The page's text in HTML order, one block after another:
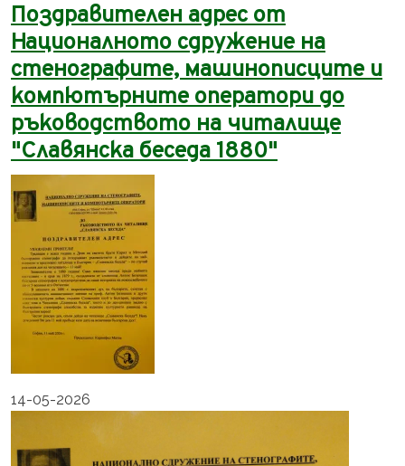
Поздравителен адрес от
Националното сдружение на
стенографите, машинописците и
компютърните оператори до
ръководството на читалище
"Славянска беседа 1880"
14-05-2026